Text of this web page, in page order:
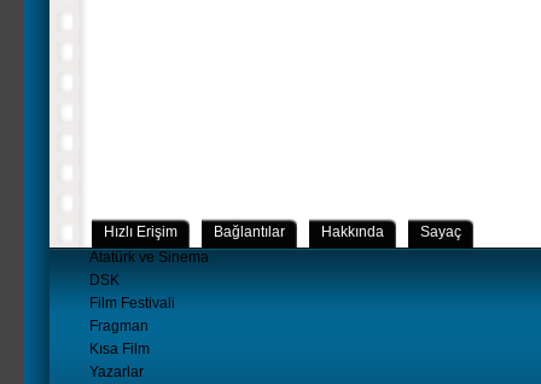
Hızlı Erişim Bağlantılar Hakkında
Sayaç
Atatürk ve Sinema
DSK
Film Festivali
Fragman
Kısa Film
Yazarlar